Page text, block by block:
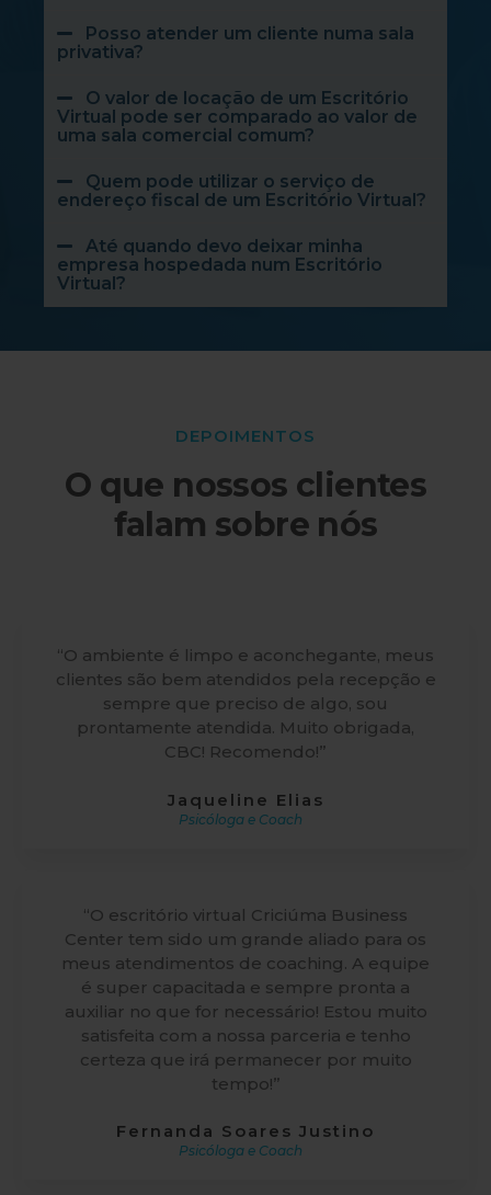
Posso atender um cliente numa sala
privativa?
O valor de locação de um Escritório
Virtual pode ser comparado ao valor de
uma sala comercial comum?
Quem pode utilizar o serviço de
endereço fiscal de um Escritório Virtual?
Até quando devo deixar minha
empresa hospedada num Escritório
Virtual?
DEPOIMENTOS
O que nossos clientes
falam sobre nós
“O ambiente é limpo e aconchegante, meus
clientes são bem atendidos pela recepção e
sempre que preciso de algo, sou
prontamente atendida. Muito obrigada,
CBC! Recomendo!”
Jaqueline Elias
Psicóloga e Coach
“O escritório virtual Criciúma Business
Center tem sido um grande aliado para os
meus atendimentos de coaching. A equipe
é super capacitada e sempre pronta a
auxiliar no que for necessário! Estou muito
satisfeita com a nossa parceria e tenho
certeza que irá permanecer por muito
tempo!”
Fernanda Soares Justino
Psicóloga e Coach